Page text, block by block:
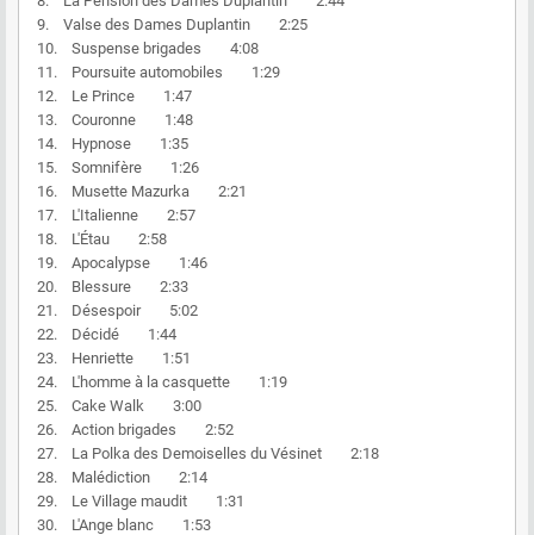
9. Valse des Dames Duplantin 2:25
10. Suspense brigades 4:08
11. Poursuite automobiles 1:29
12. Le Prince 1:47
13. Couronne 1:48
14. Hypnose 1:35
15. Somnifère 1:26
16. Musette Mazurka 2:21
17. L'Italienne 2:57
18. L'Étau 2:58
19. Apocalypse 1:46
20. Blessure 2:33
21. Désespoir 5:02
22. Décidé 1:44
23. Henriette 1:51
24. L'homme à la casquette 1:19
25. Cake Walk 3:00
26. Action brigades 2:52
27. La Polka des Demoiselles du Vésinet 2:18
28. Malédiction 2:14
29. Le Village maudit 1:31
30. L'Ange blanc 1:53